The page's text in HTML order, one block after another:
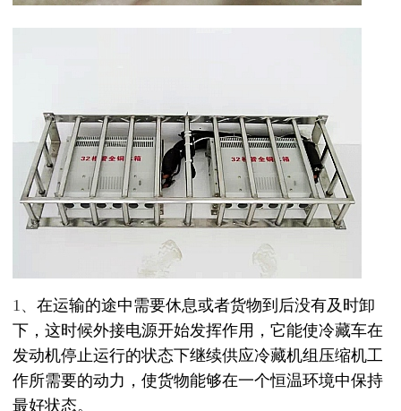
1、 在运输的途中需要休息或者货物到后没有及时卸
下，这时候外接电源开始发挥作用，它能使冷藏车在
发动机停止运行的状态下继续供应冷藏机组压缩机工
作所需要的动力，使货物能够在一个恒温环境中保持
最好状态。